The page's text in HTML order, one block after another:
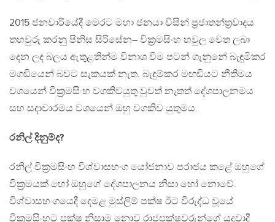
2015 ජනවාරියේදී මෙරට මහා ජනයා විසින් ප්‍රජාතන්ත්‍රවාදය
තහවුරු කරනු පිනිස සිරිසේන– වික්‍රමසිංහ හවුල වෙත ලබා
දෙන ලද බලය ඇතුළතින්ම විනාශ වීම පටන් ගැනුනේ බැඳුමිකර
මගඬියෙන් බවට සැකයක් නැත. බැදුම්කර මඟඩියට නීතිමය
වශයෙන් වික්‍රමසිංහ වගකිවයුතු වුවත් නැතත් දේශපාලනමය
සහ සදාචාරමය වශයෙන් ඔහු වගකිව යුතුමය.
රනිල් දිනුම්ද?
රනිල් වික්‍රමසිංහ විශ්වාසභංග යෝජනාව පරාජය කළේ ඔහුගේ
වික්‍රමයක් හෝ ඔහුගේ දේශපාලනය නිසා හෝ නොවේ.
විශ්වාසභංගයෙදී දෙමළ මුස්ලිම් පක්ෂ ඊට විරුද්ධ වූයේ
වික්‍රමසිංහට පක්ෂ නිසාම නොව රාජපක්ෂවරුන්ගේ යුදවාදී